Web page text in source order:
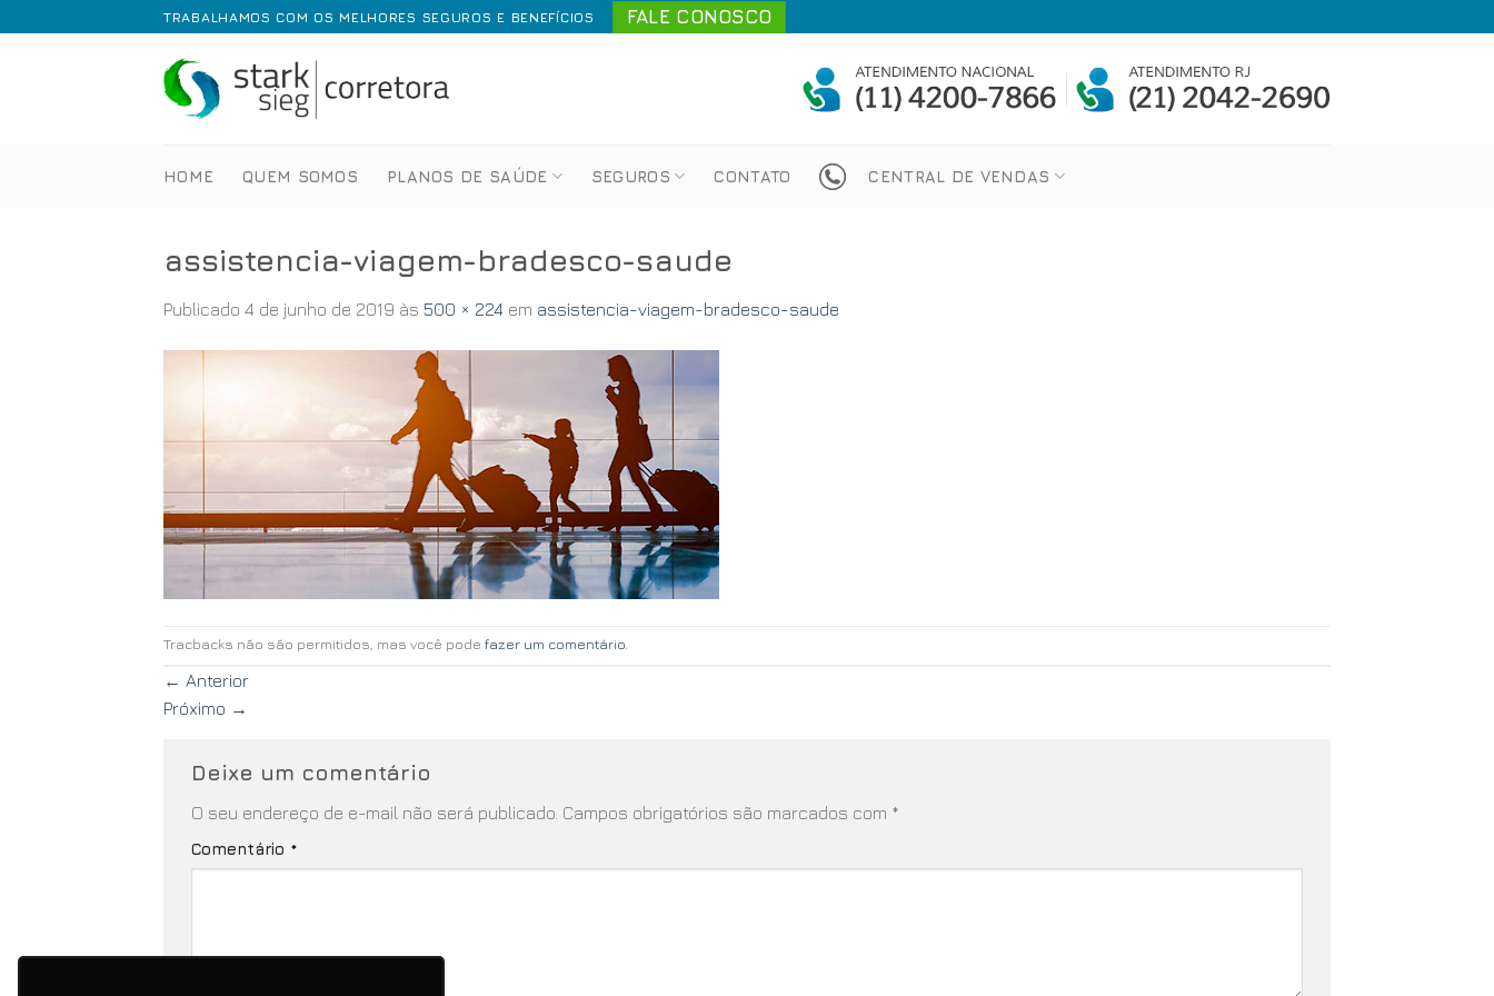
TRABALHAMOS COM OS MELHORES SEGUROS E BENEFÍCIOS FALE CONOSCO
HOME QUEM SOMOS PLANOS DE SAÚDE SEGUROS CONTATO CENTRAL DE VENDAS
assistencia-viagem-bradesco-saude
Publicado 4 de junho de 2019 às 500 × 224 em assistencia-viagem-bradesco-saude
Tracbacks não são permitidos, mas você pode fazer um comentário
← Anterior
Próximo →
Deixe um comentário
O seu endereço de e-mail não será publicado. Campos obrigatórios são marcados com *
Comentário *